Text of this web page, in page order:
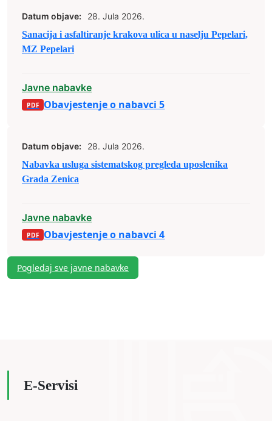
Datum objave:
28. Jula 2026.
Sanacija i asfaltiranje krakova ulica u naselju Pepelari,
MZ Pepelari
Javne nabavke
Obavjestenje o nabavci 5
Datum objave:
28. Jula 2026.
Nabavka usluga sistematskog pregleda uposlenika
Grada Zenica
Javne nabavke
Obavjestenje o nabavci 4
Pogledaj sve javne nabavke
E-Servisi